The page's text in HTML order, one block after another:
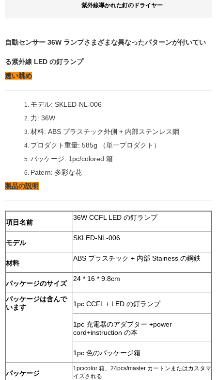
紫外線導かれた釘のドライヤー
自動センサー 36W ランプさまざまな異なったパターンが付いてい
る紫外線 LED の釘ランプ
速い眺め
1. モデル: SKLED-NL-006
2. 力: 36W
3. 材料: ABS プラスチック外側 + 内部ステンレス鋼
4. プロダクト重量: 585g （単一プロダクト）
5. パッケージ: 1pc/colored 箱
6. Patern: 多彩な花
製品の説明
項目名前
36W CCFL LED の釘ランプ
モデル
SKLED-NL-006
材料
ABS プラスチック + 内部 Stainess の鋼鉄
パッケージのサイズ
24 * 16 * 9.8cm
パッケージは含んで
います
1pc CCFL + LED の釘ランプ
1pc 充電器のアダプター +power
cord+instruction の本
1pc 色のパッケージ箱
パッケージ
1pc/color 箱、24pcs/master カートンまたはカスタマ
イズされる